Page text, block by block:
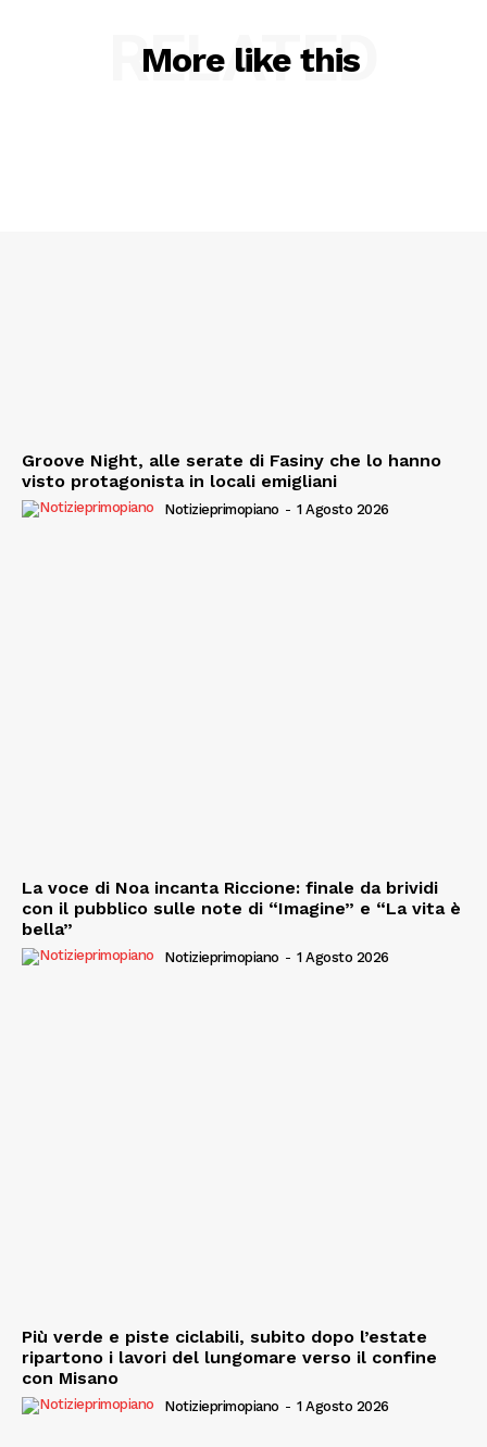
More like this
RELATED
Groove Night, alle serate di Fasiny che lo hanno
visto protagonista in locali emigliani
Notizieprimopiano - 1 Agosto 2026
La voce di Noa incanta Riccione: finale da brividi
con il pubblico sulle note di “Imagine” e “La vita è
bella”
Notizieprimopiano - 1 Agosto 2026
Più verde e piste ciclabili, subito dopo l’estate
ripartono i lavori del lungomare verso il confine
con Misano
Notizieprimopiano - 1 Agosto 2026